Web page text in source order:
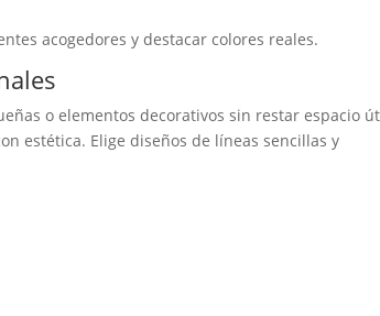
acogedores y destacar colores reales.
o elementos decorativos sin restar espacio
estética. Elige diseños de líneas sencillas y